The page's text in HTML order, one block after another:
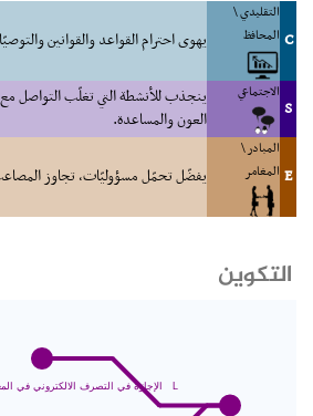
C
التقليدي \
المحافظ
يهوى احترام القواعد والقوانين
S
الاجتماعي
ينجذب للأنشطة التي تغلّب التواصل
العون والمساعدة.
E
المبادر \
المغامر
يفضّل تحمّل مسؤوليّات، تجاوز
التكوين